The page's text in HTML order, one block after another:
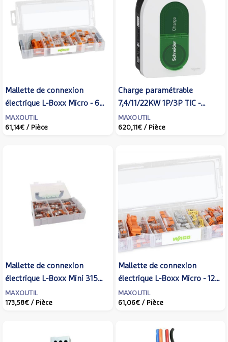
Mallette de connexion
électrique L-Boxx Micro - 68
bornes 221 4 et 6 mm² -
WAGO - 887-804
MAXOUTIL
61,14€ / Pièce
Charge paramétrable
7,4/11/22KW 1P/3P TIC -
16/32A - capteur RDC-DD -
SCHNEIDER -
EVH5A22N400F
MAXOUTIL
620,11€ / Pièce
Mallette de connexion
électrique L-Boxx Mini 315
bornes 221 4 & 6 mm² Inline
- WAGO - 887-1044
MAXOUTIL
173,58€ / Pièce
Mallette de connexion
électrique L-Boxx Micro - 122
bornes et accès 221 4 mm² /
2273 - WAGO - 887-802
MAXOUTIL
61,06€ / Pièce